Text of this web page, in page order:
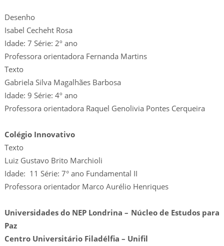
Desenho
Isabel Cecheht Rosa
Idade: 7 Série: 2º ano
Professora orientadora Fernanda Martins
Texto
Gabriela Silva Magalhães Barbosa
Idade: 9 Série: 4º ano
Professora orientadora Raquel Genolivia Pontes Cerqueira
Colégio Innovativo
Texto
Luiz Gustavo Brito Marchioli
Idade: 11 Série: 7° ano Fundamental II
Professora orientador Marco Aurélio Henriques
Universidades do NEP Londrina – Núcleo de Estudos para
Paz
Centro Universitário Filadélfia – Unifil